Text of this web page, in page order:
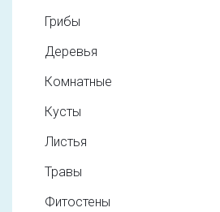
Грибы
Деревья
Комнатные
Кусты
Листья
Травы
Фитостены